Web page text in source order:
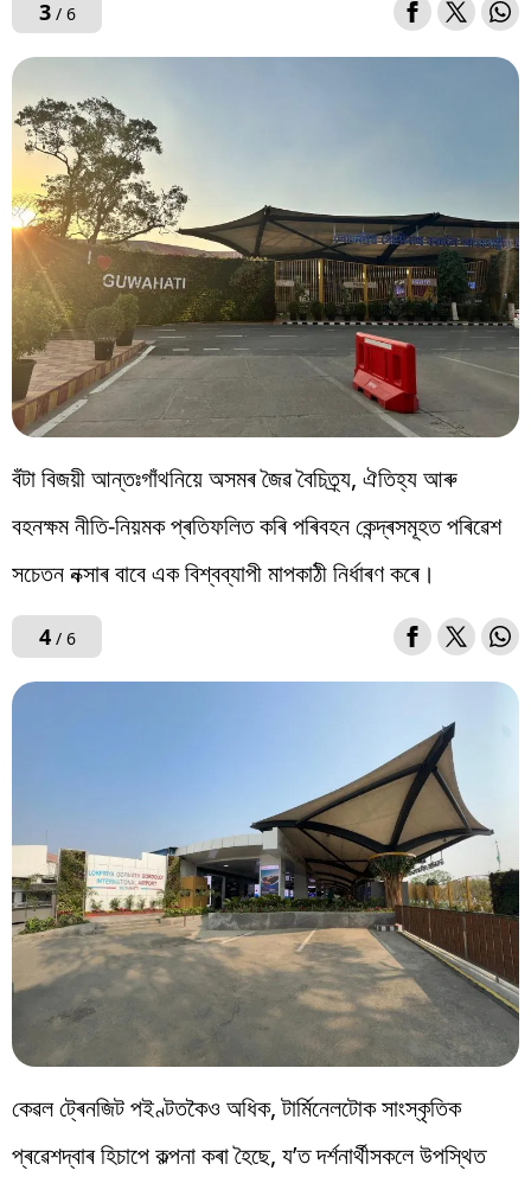
3/ 6
বঁটা বিজয়ী আন্তঃগাঁথনিয়ে অসমৰ জৈৱ বৈচিত্ৰ্য, ঐতিহ্য আৰু
বহনক্ষম নীতি-নিয়মক প্ৰতিফলিত কৰি পৰিবহন কেন্দ্ৰসমূহত পৰিৱেশ
সচেতন নক্সাৰ বাবে এক বিশ্বব্যাপী মাপকাঠী নিৰ্ধাৰণ কৰে।
4/ 6
কেৱল ট্ৰেনজিট পইণ্টতকৈও অধিক, টাৰ্মিনেলটোক সাংস্কৃতিক
প্ৰৱেশদ্বাৰ হিচাপে কল্পনা কৰা হৈছে, য’ত দৰ্শনাৰ্থীসকলে উপস্থিত